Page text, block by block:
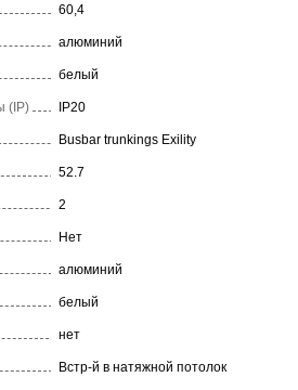
60,4
алюминий
белый
(IP) IP20
Busbar trunkings Exility
52.7
2
Нет
алюминий
белый
нет
Встр-й в натяжной потолок